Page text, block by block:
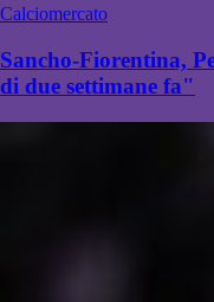
Calciomercato
Sancho-Fiorentina,
di due settimane fa"